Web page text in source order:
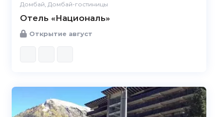
Домбай, Домбай-гостиницы
Отель «Националь»
Открытие август